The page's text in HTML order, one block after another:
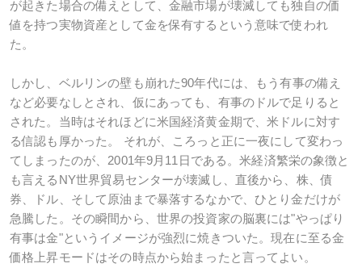
が起きた場合の備えとして、金融市場が壊滅しても独自の価
値を持つ実物資産として金を保有するという意味で使われ
た。
しかし、ベルリンの壁も崩れた90年代には、もう有事の備え
など必要なしとされ、仮にあっても、有事のドルで足りると
された。当時はそれほどに米国経済黄金期で、米ドルに対す
る信認も厚かった。 それが、ころっと正に一夜にして変わっ
てしまったのが、2001年9月11日である。米経済繁栄の象徴と
も言えるNY世界貿易センターが壊滅し、直後から、株、債
券、ドル、そして原油まで暴落するなかで、ひとり金だけが
急騰した。その瞬間から、世界の投資家の脳裏には"やっぱり
有事は金"というイメージが強烈に焼きついた。現在に至る金
価格上昇モードはその時点から始まったと言ってよい。